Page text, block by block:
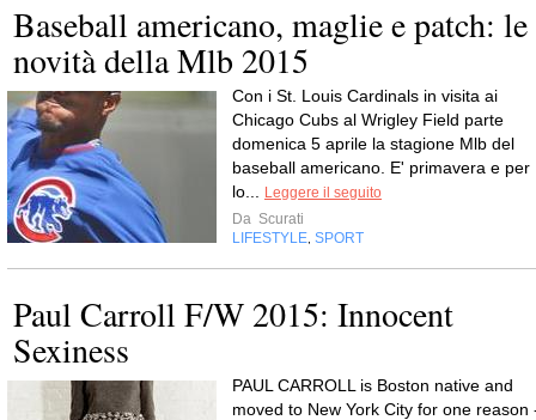
Baseball americano, maglie e patch: le
novità della Mlb 2015
Con i St. Louis Cardinals in visita ai
Chicago Cubs al Wrigley Field parte
domenica 5 aprile la stagione Mlb del
baseball americano. E' primavera e per
lo...
Leggere il seguito
Da Scurati
LIFESTYLE SPORT
Paul Carroll F/W 2015: Innocent
Sexiness
PAUL CARROLL is Boston native and
moved to New York City for one reason